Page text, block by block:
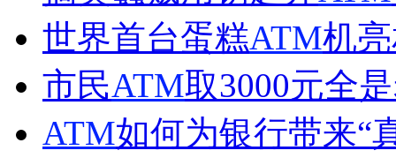
外交部：反对强权政治霸凌主义
外交部：有关国家言论片面不公正
世界首台蛋糕ATM机
市民ATM取3000元全
ATM如何为银行带来“